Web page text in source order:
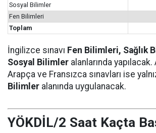
Sosyal Bilimler
Fen Bilimleri
Toplam
İngilizce sınavı Fen Bilimleri, Sağlık
Sosyal Bilimler alanlarında
Arapça ve Fransızca sınavları ise
Bilimler alanında uygulanacak.
YÖKDİL/2 Saat Kaçta